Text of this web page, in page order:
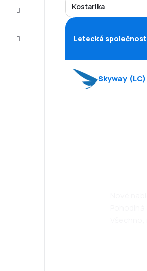
Kostarika
Letecká společnost
Skyway (LC)